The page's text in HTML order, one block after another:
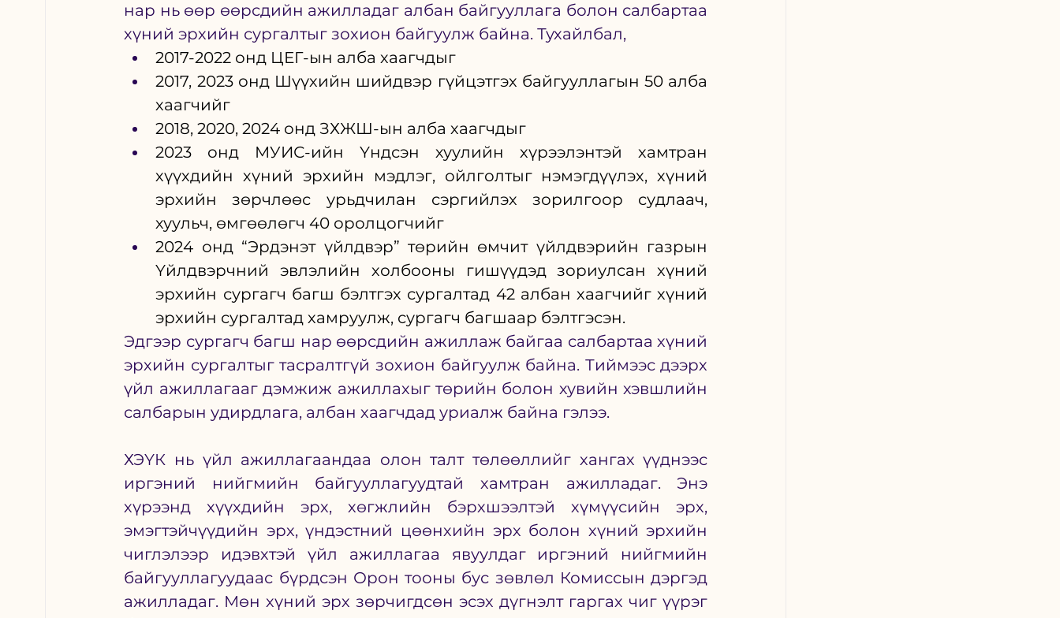
нар нь өөр өөрсдийн ажилладаг албан байгууллага болон салбартаа
хүний эрхийн сургалтыг зохион байгуулж байна. Тухайлбал,
2017-2022 онд ЦЕГ-ын алба хаагчдыг
2017, 2023 онд Шүүхийн шийдвэр гүйцэтгэх байгууллагын 50 алба
хаагчийг
2018, 2020, 2024 онд ЗХЖШ-ын алба хаагчдыг
2023 онд МУИС-ийн Үндсэн хуулийн хүрээлэнтэй хамтран
хүүхдийн хүний эрхийн мэдлэг, ойлголтыг нэмэгдүүлэх, хүний
эрхийн зөрчлөөс урьдчилан сэргийлэх зорилгоор судлаач,
хуульч, өмгөөлөгч 40 оролцогчийг
2024 онд “Эрдэнэт үйлдвэр” төрийн өмчит үйлдвэрийн газрын
Үйлдвэрчний эвлэлийн холбооны гишүүдэд зориулсан хүний
эрхийн сургагч багш бэлтгэх сургалтад 42 албан хаагчийг хүний
эрхийн сургалтад хамруулж, сургагч багшаар бэлтгэсэн.
Эдгээр сургагч багш нар өөрсдийн ажиллаж байгаа салбартаа хүний
эрхийн сургалтыг тасралтгүй зохион байгуулж байна. Тиймээс дээрх
үйл ажиллагааг дэмжиж ажиллахыг төрийн болон хувийн хэвшлийн
салбарын удирдлага, албан хаагчдад уриалж байна гэлээ.
ХЭҮК нь үйл ажиллагаандаа олон талт төлөөллийг хангах үүднээс
иргэний нийгмийн байгууллагуудтай хамтран ажилладаг. Энэ
хүрээнд хүүхдийн эрх, хөгжлийн бэрхшээлтэй хүмүүсийн эрх,
эмэгтэйчүүдийн эрх, үндэстний цөөнхийн эрх болон хүний эрхийн
чиглэлээр идэвхтэй үйл ажиллагаа явуулдаг иргэний нийгмийн
байгууллагуудаас бүрдсэн Орон тооны бус зөвлөл Комиссын дэргэд
ажилладаг. Мөн хүний эрх зөрчигдсөн эсэх дүгнэлт гаргах чиг үүрэг